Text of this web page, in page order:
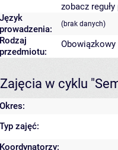
zobacz
Język
prowadzenia:
(brak danych)
Rodzaj
przedmiotu:
Obowiązkowy
Zajęcia w cyklu
Okres:
Typ zajęć:
Koordynatorzy: